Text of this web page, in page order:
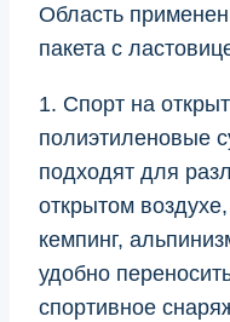
Область
пакета с
1. Спорт на
полиэтиленовые
подходят для
открытом
кемпинг,
удобно
спортивное